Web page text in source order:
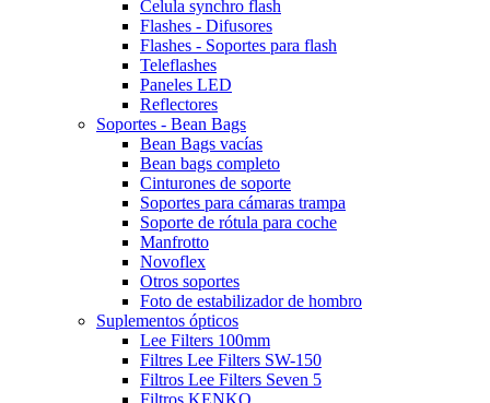
Celula synchro flash
Flashes - Difusores
Flashes - Soportes para flash
Teleflashes
Paneles LED
Reflectores
Soportes - Bean Bags
Bean Bags vacías
Bean bags completo
Cinturones de soporte
Soportes para cámaras trampa
Soporte de rótula para coche
Manfrotto
Novoflex
Otros soportes
Foto de estabilizador de hombro
Suplementos ópticos
Lee Filters 100mm
Filtres Lee Filters SW-150
Filtros Lee Filters Seven 5
Filtros KENKO